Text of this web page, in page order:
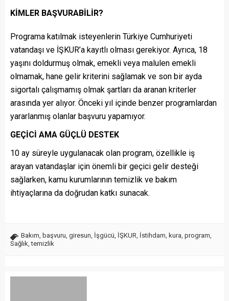
KİMLER BAŞVURABİLİR?
Programa katılmak isteyenlerin Türkiye Cumhuriyeti
vatandaşı ve İŞKUR’a kayıtlı olması gerekiyor. Ayrıca, 18
yaşını doldurmuş olmak, emekli veya malulen emekli
olmamak, hane gelir kriterini sağlamak ve son bir ayda
sigortalı çalışmamış olmak şartları da aranan kriterler
arasında yer alıyor. Önceki yıl içinde benzer programlardan
yararlanmış olanlar başvuru yapamıyor.
GEÇİCİ AMA GÜÇLÜ DESTEK
10 ay süreyle uygulanacak olan program, özellikle iş
arayan vatandaşlar için önemli bir geçici gelir desteği
sağlarken, kamu kurumlarının temizlik ve bakım
ihtiyaçlarına da doğrudan katkı sunacak.
Bakım başvuru giresun İşgücü İŞKUR İstihdam kura program
Sağlık ,temizlik